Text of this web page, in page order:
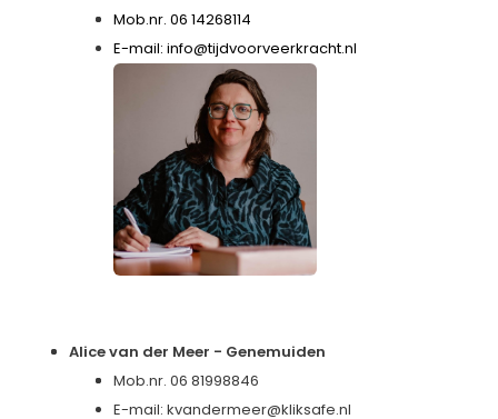
Mob.nr. 06 14268114
E-mail:info@tijdvoorveerkracht.nl
Alice van der Meer - Genemuiden
Mob.nr. 06 81998846
E-mail:kvandermeer@kliksafe.nl